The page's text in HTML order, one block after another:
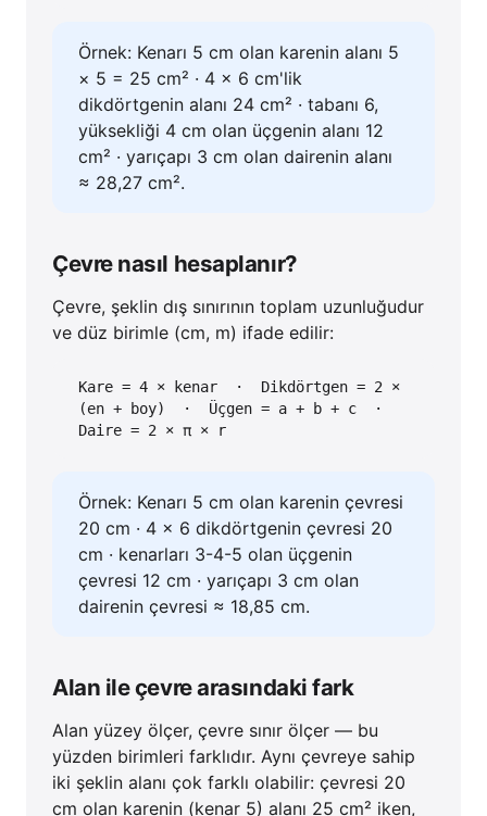
Örnek: Kenarı 5 cm olan karenin alanı 5
× 5 = 25 cm² · 4 × 6 cm'lik
dikdörtgenin alanı 24 cm² · tabanı 6,
yüksekliği 4 cm olan üçgenin alanı 12
cm² · yarıçapı 3 cm olan dairenin alanı
≈ 28,27 cm².
Çevre nasıl hesaplanır?
Çevre, şeklin dış sınırının toplam uzunluğudur
ve düz birimle (cm, m) ifade edilir:
Kare = 4 × kenar · Dikdörtgen = 2 ×
(en + boy) · Üçgen = a + b + c ·
Daire = 2 × π × r
Örnek: Kenarı 5 cm olan karenin çevresi
20 cm · 4 × 6 dikdörtgenin çevresi 20
cm · kenarları 3-4-5 olan üçgenin
çevresi 12 cm · yarıçapı 3 cm olan
dairenin çevresi ≈ 18,85 cm.
Alan ile çevre arasındaki fark
Alan yüzey ölçer, çevre sınır ölçer — bu
yüzden birimleri farklıdır. Aynı çevreye sahip
iki şeklin alanı çok farklı olabilir: çevresi 20
cm olan karenin (kenar 5) alanı 25 cm² iken,